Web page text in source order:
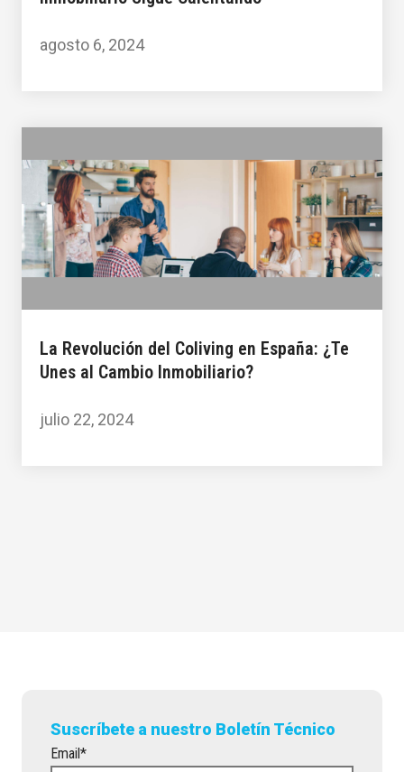
agosto 6, 2024
La Revolución del Coliving en España: ¿Te
Unes al Cambio Inmobiliario?
julio 22, 2024
Suscríbete a nuestro Boletín Técnico
Email*